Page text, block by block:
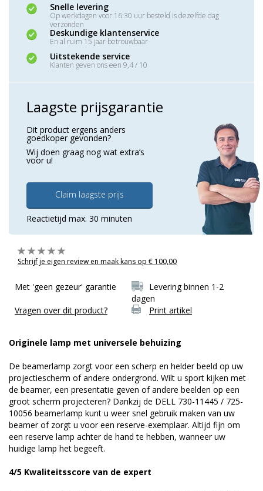
Snelle levering
Op werkdagen voor 16:30 uur besteld is dezelfde dag
verzonden
Deskundige klantenservice
En al ruim 15 jaar betrouwbaar
Uitstekende service
Klanten geven ons een 9,4 / 10
Laagste prijsgarantie
Dit product ergens anders
goedkoper gevonden?
Wij doen graag nog wat extra’s
voor u!
Claim laagste prijs
Reactietijd max. 30 minuten
Schrijf je eigen review en maak kans op € 100,00
Met 'geen gezeur' garantie
Levering binnen 1-2
dagen
Vragen over dit product?
Print artikel
Originele lamp met universele behuizing
De beamerlamp zorgt voor een scherp en helder beeld op uw
projectiescherm of andere ondergrond. Wilt u sport kijken met
de beamer, een presentatie geven of andere beelden op een
groot scherm projecteren? Dankzij de DELL 730-11445 / 725-
10056 beamerlamp kunt u weer snel gebruik maken van uw
beamer of zorgt u voor een reserve-exemplaar. Altijd fijn om
een reserve lamp achter de hand te hebben, wanneer uw
huidige lamp het begeeft.
4/5 Kwaliteitsscore van de expert